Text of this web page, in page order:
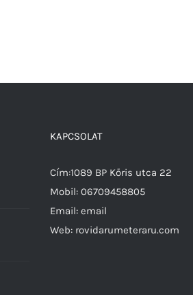
KAPCSOLAT
Cím:1089 BP Kőris utca 22
Mobil: 06709458805
Email: email
Web: rovidarumeteraru.com